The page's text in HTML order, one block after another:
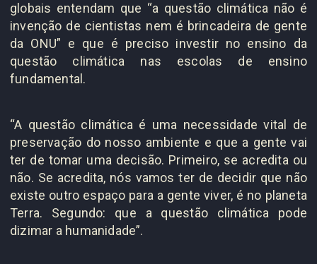
globais entendam que “a questão climática não é
invenção de cientistas nem é brincadeira de gente
da ONU” e que é preciso investir no ensino da
questão climática nas escolas de ensino
fundamental.
“A questão climática é uma necessidade vital de
preservação do nosso ambiente e que a gente vai
ter de tomar uma decisão. Primeiro, se acredita ou
não. Se acredita, nós vamos ter de decidir que não
existe outro espaço para a gente viver, é no planeta
Terra. Segundo: que a questão climática pode
dizimar a humanidade”.